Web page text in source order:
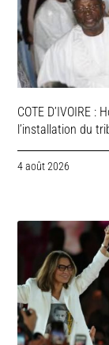
COTE D’IVOIRE
l’installation du
4 août 2026